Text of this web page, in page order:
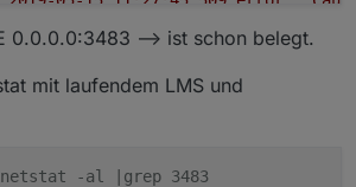
2019-05-15 11:27:45.508 error
error
0.0.0.0:3483 --> ist schon belegt.
mit laufendem LMS und
-al |grep 3483